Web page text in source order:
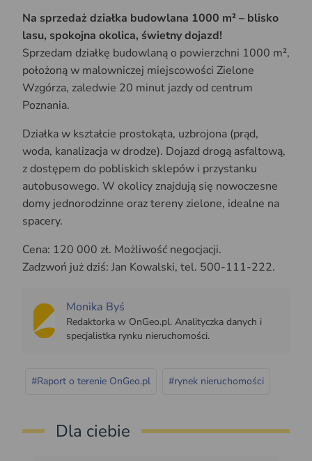
Na sprzedaż działka budowlana 1000 m² – blisko
lasu, spokojna okolica, świetny dojazd!
Sprzedam działkę budowlaną o powierzchni 1000 m²,
położoną w malowniczej miejscowości Zielone
Wzgórza, zaledwie 20 minut jazdy od centrum
Poznania.
Działka w kształcie prostokąta, uzbrojona (prąd,
woda, kanalizacja w drodze). Dojazd drogą asfaltową,
z dostępem do pobliskich sklepów i przystanku
autobusowego. W okolicy znajdują się nowoczesne
domy jednorodzinne oraz tereny zielone, idealne na
spacery.
Cena: 120 000 zł. Możliwość negocjacji.
Zadzwoń już dziś: Jan Kowalski, tel. 500-111-222.
Monika Byś
Redaktorka w OnGeo.pl. Analityczka danych i
specjalistka rynku nieruchomości.
#Raport o terenie OnGeo.pl #rynek nieruchomości
Dla ciebie